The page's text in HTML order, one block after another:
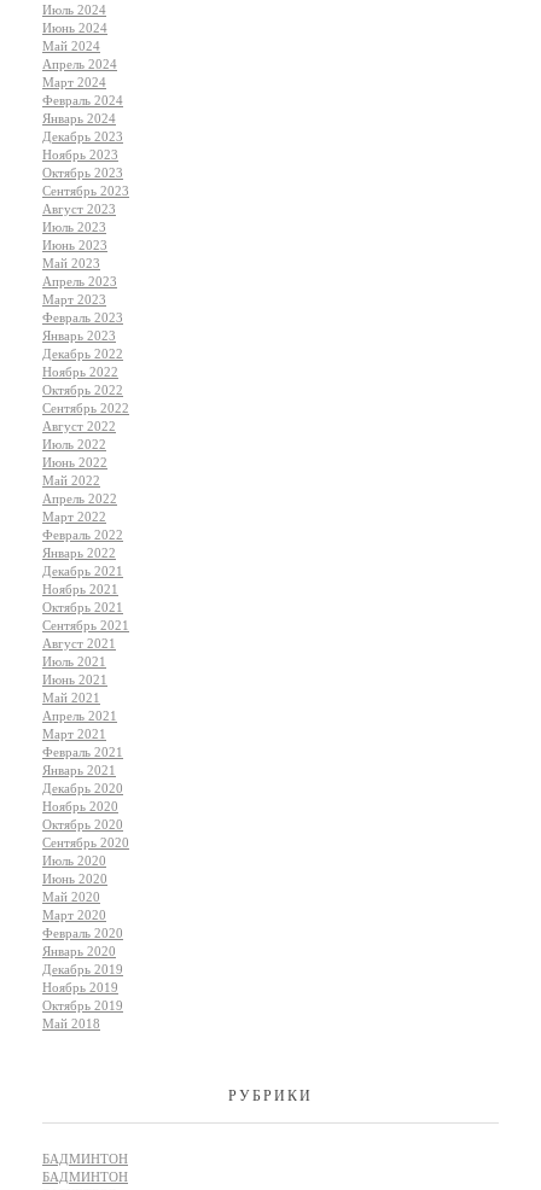
Июль 2024
Июнь 2024
Май 2024
Апрель 2024
Март 2024
Февраль 2024
Январь 2024
Декабрь 2023
Ноябрь 2023
Октябрь 2023
Сентябрь 2023
Август 2023
Июль 2023
Июнь 2023
Май 2023
Апрель 2023
Март 2023
Февраль 2023
Январь 2023
Декабрь 2022
Ноябрь 2022
Октябрь 2022
Сентябрь 2022
Август 2022
Июль 2022
Июнь 2022
Май 2022
Апрель 2022
Март 2022
Февраль 2022
Январь 2022
Декабрь 2021
Ноябрь 2021
Октябрь 2021
Сентябрь 2021
Август 2021
Июль 2021
Июнь 2021
Май 2021
Апрель 2021
Март 2021
Февраль 2021
Январь 2021
Декабрь 2020
Ноябрь 2020
Октябрь 2020
Сентябрь 2020
Июль 2020
Июнь 2020
Май 2020
Март 2020
Февраль 2020
Январь 2020
Декабрь 2019
Ноябрь 2019
Октябрь 2019
Май 2018
РУБРИКИ
БАДМИНТОН
БАДМИНТОН